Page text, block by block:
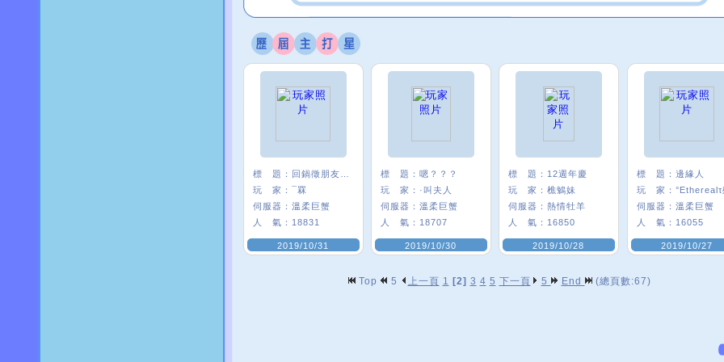
標 題：
玩 家： ¯罧
伺服器： 溫柔巨蟹
人 氣： 18831
2019/10/31
標 題： 嗯？？？
玩 家： ·叫夫人
伺服器： 溫柔巨蟹
人 氣： 18707
2019/10/30
標 題： 12週年慶
玩 家： 樵鵵妹
伺服器： 熱情牡羊
人 氣： 16850
2019/10/28
標 題： 邊緣人
玩 家： °Etherealτ
伺服器： 溫柔巨蟹
人 氣： 16055
2019/10/27
Top 5 上一頁 1 [2] 3 4 5 下一頁 5 End (總頁數:67)